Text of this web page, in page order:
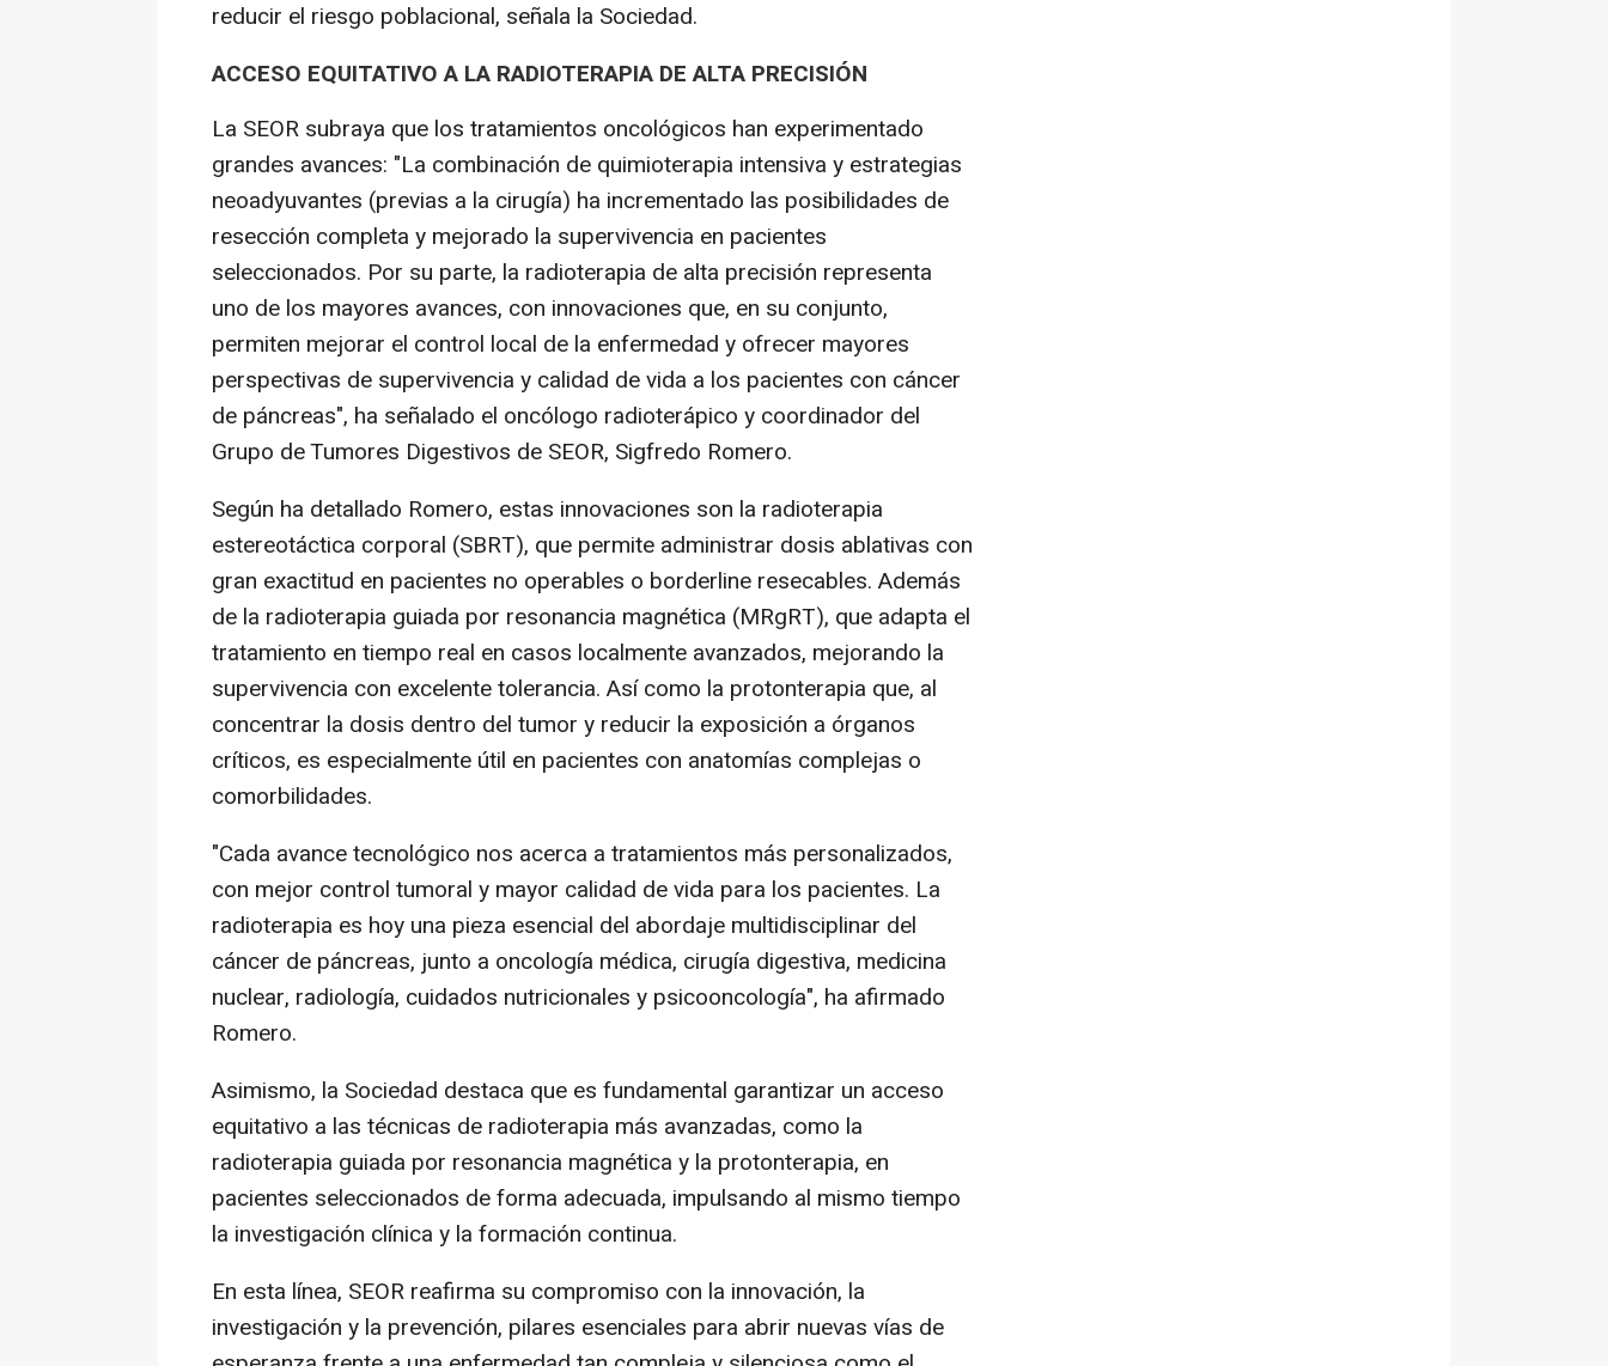
reducir el riesgo poblacional, señala la Sociedad.
ACCESO EQUITATIVO A LA RADIOTERAPIA DE ALTA PRECISIÓN
La SEOR subraya que los tratamientos oncológicos han experimentado
grandes avances: "La combinación de quimioterapia intensiva y estrategias
neoadyuvantes (previas a la cirugía) ha incrementado las posibilidades de
resección completa y mejorado la supervivencia en pacientes
seleccionados. Por su parte, la radioterapia de alta precisión representa
uno de los mayores avances, con innovaciones que, en su conjunto,
permiten mejorar el control local de la enfermedad y ofrecer mayores
perspectivas de supervivencia y calidad de vida a los pacientes con cáncer
de páncreas", ha señalado el oncólogo radioterápico y coordinador del
Grupo de Tumores Digestivos de SEOR, Sigfredo Romero.
Según ha detallado Romero, estas innovaciones son la radioterapia
estereotáctica corporal (SBRT), que permite administrar dosis ablativas con
gran exactitud en pacientes no operables o borderline resecables. Además
de la radioterapia guiada por resonancia magnética (MRgRT), que adapta el
tratamiento en tiempo real en casos localmente avanzados, mejorando la
supervivencia con excelente tolerancia. Así como la protonterapia que, al
concentrar la dosis dentro del tumor y reducir la exposición a órganos
críticos, es especialmente útil en pacientes con anatomías complejas o
comorbilidades.
"Cada avance tecnológico nos acerca a tratamientos más personalizados,
con mejor control tumoral y mayor calidad de vida para los pacientes. La
radioterapia es hoy una pieza esencial del abordaje multidisciplinar del
cáncer de páncreas, junto a oncología médica, cirugía digestiva, medicina
nuclear, radiología, cuidados nutricionales y psicooncología", ha afirmado
Romero.
Asimismo, la Sociedad destaca que es fundamental garantizar un acceso
equitativo a las técnicas de radioterapia más avanzadas, como la
radioterapia guiada por resonancia magnética y la protonterapia, en
pacientes seleccionados de forma adecuada, impulsando al mismo tiempo
la investigación clínica y la formación continua.
En esta línea, SEOR reafirma su compromiso con la innovación, la
investigación y la prevención, pilares esenciales para abrir nuevas vías de